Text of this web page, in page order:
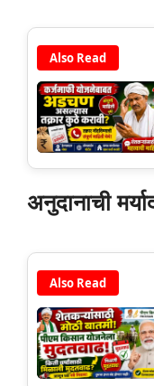
Also Read
अनुदानाची
Also Read